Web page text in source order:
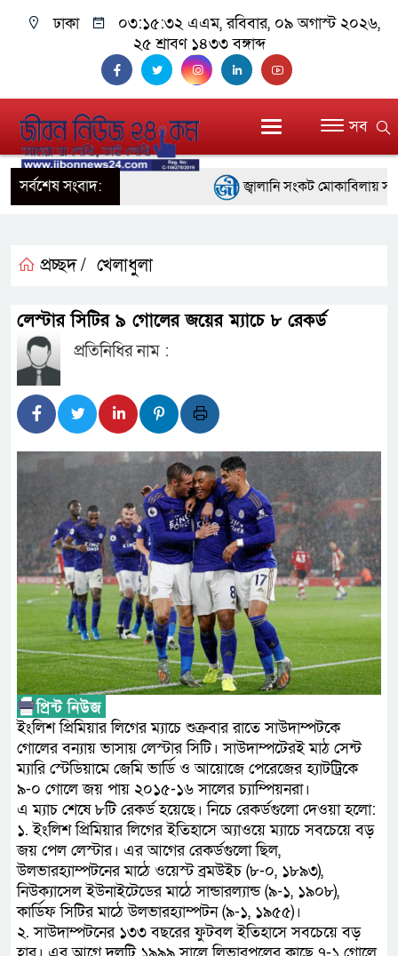
ঢাকা ০৩:১৫:৩৩ এএম, রবিবার, ০৯ অগাস্ট ২০২৬,
২৫ শ্রাবণ ১৪৩৩ বঙ্গাব্দ
সব
সর্বশেষ সংবাদ:
জ্বালানি সংকট মোকাবিলায়
নিয়েছে সরকার
নদী দূষণ রোধে সমন্বিত
নেই : প্রধানমন্ত্রী
লালমনিরহাটে মাদকসহ
ওমানের সঙ্গে ইরানের হরমুজ
আত-তানযীল ইনস্টিটিউট
পর্দাপন উপলক্ষে আলোচনা সভা ও
নিরপেক্ষ ও বিশ্বাসযোগ্য : প্রধানমন্ত্রী
বাগেরহাট মেডিকেল
প্রচ্ছদ / খেলাধুলা
লেস্টার সিটির ৯ গোলের জয়ের ম্যাচে ৮ রেকর্ড
প্রতিনিধির নাম :
ইংলিশ প্রিমিয়ার লিগের ম্যাচে শুক্রবার রাতে সাউদাম্পটকে
গোলের বন্যায় ভাসায় লেস্টার সিটি। সাউদাম্পটেরই মাঠ সেন্ট
ম্যারি স্টেডিয়ামে জেমি ভার্ডি ও আয়োজে পেরেজের হ্যাটট্রিকে
৯-০ গোলে জয় পায় ২০১৫-১৬ সালের চ্যাম্পিয়নরা।
এ ম্যাচ শেষে ৮টি রেকর্ড হয়েছে। নিচে রেকর্ডগুলো দেওয়া হলো:
১. ইংলিশ প্রিমিয়ার লিগের ইতিহাসে অ্যাওয়ে ম্যাচে সবচেয়ে বড়
জয় পেল লেস্টার। এর আগের রেকর্ডগুলো ছিল,
উলভারহ্যাম্পটনের মাঠে ওয়েস্ট ব্রমউইচ (৮-০, ১৮৯৩),
নিউক্যাসেল ইউনাইটেডের মাঠে সান্ডারল্যান্ড (৯-১, ১৯০৮),
কার্ডিফ সিটির মাঠে উলভারহ্যাম্পটন (৯-১, ১৯৫৫)।
২. সাউদাম্পটনের ১৩৩ বছরের ফুটবল ইতিহাসে সবচেয়ে বড়